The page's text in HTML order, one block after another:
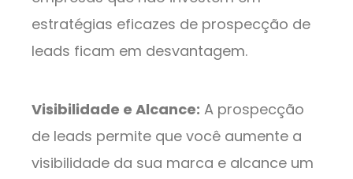
estratégias eficazes de prospecção de
leads ficam em desvantagem.
Visibilidade e Alcance: A prospecção
de leads permite que você aumente a
visibilidade da sua marca e alcance um